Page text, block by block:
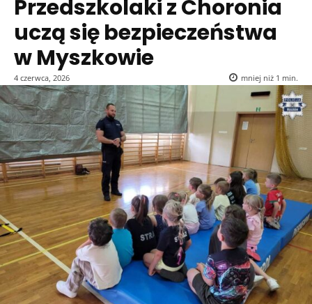
Przedszkolaki z Choronia
uczą się bezpieczeństwa
w Myszkowie
4 czerwca, 2026 mniej niż 1 min.